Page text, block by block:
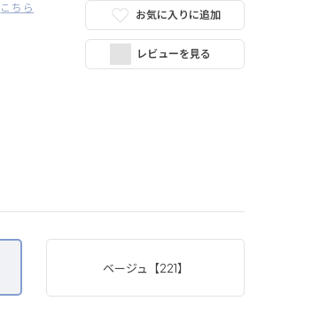
こちら
お気に入りに追加
レビューを見る
ベージュ【221】